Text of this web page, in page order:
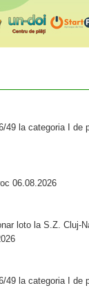
49 la categoria I de
06.08.2026
loto la S.Z. Cluj-
49 la categoria I de